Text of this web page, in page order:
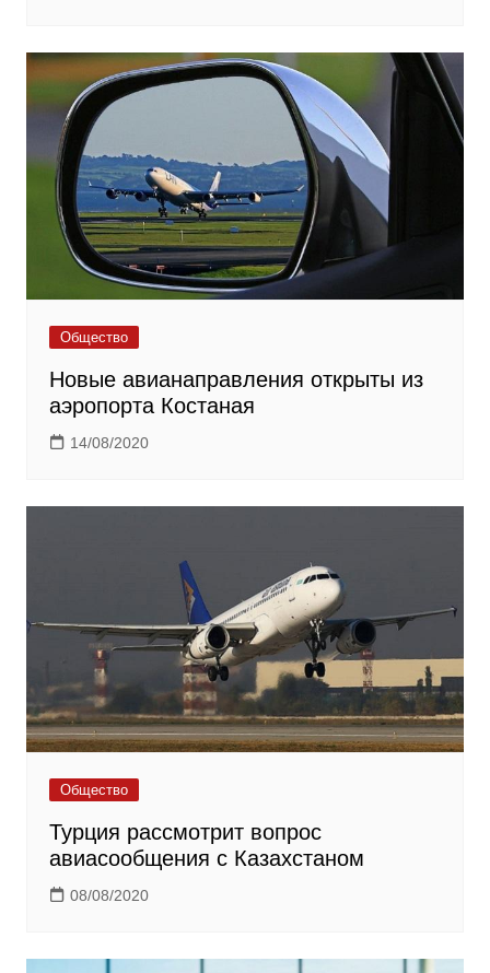
Общество
Новые авианаправления открыты из
аэропорта Костаная
14/08/2020
Общество
Турция рассмотрит вопрос
авиасообщения с Казахстаном
08/08/2020